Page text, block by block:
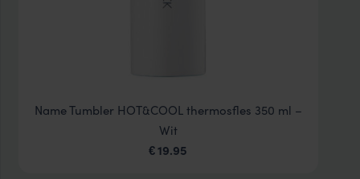
Name Tumbler HOT&COOL thermosfles 350 ml –
Wit
€19.95